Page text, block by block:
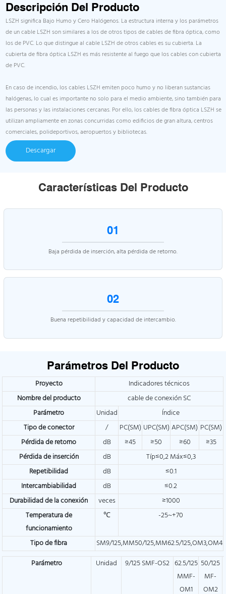
Descripción Del Producto
LSZH significa Bajo Humo y Cero Halógenos. La estructura interna y los parámetros
de un cable LSZH son similares a los de otros tipos de cables de fibra óptica, como
los de PVC. Lo que distingue al cable LSZH de otros cables es su cubierta. La
cubierta de fibra óptica LSZH es más resistente al fuego que los cables con cubierta
de PVC.
En caso de incendio, los cables LSZH emiten poco humo y no liberan sustancias
halógenas, lo cual es importante no solo para el medio ambiente, sino también para
las personas y las instalaciones cercanas. Por ello, los cables de fibra óptica LSZH se
utilizan ampliamente en zonas concurridas como edificios de gran altura, centros
comerciales, polideportivos, aeropuertos y bibliotecas.
Descargar
Características Del Producto
01
Baja pérdida de inserción, alta pérdida de retorno.
02
Buena repetibilidad y capacidad de intercambio.
Parámetros Del Producto
Proyecto
Indicadores técnicos
Nombre del producto
cable de conexión SC
Parámetro
Unidad
Índice
Tipo de conector
/ PC(SM) UPC(SM) APC(SM) PC(SM)
Pérdida de retorno
dB ≥45 ≥50 ≥60
≥35
Pérdida de inserción
dB
Típ≤0,2 Máx≤0,3
Repetibilidad
dB
≤0.1
Intercambiabilidad
dB
≤0.2
Durabilidad de la conexión
veces
≥1000
Temperatura de
funcionamiento
℃ -25~+70
Tipo de fibra
SM9/125,MM50/125,MM62.5/125,OM3,OM4
Parámetro
Unidad 9/125 SMF-OS2 62.5/125
MMF-
OM1
50/125
MF-
OM2